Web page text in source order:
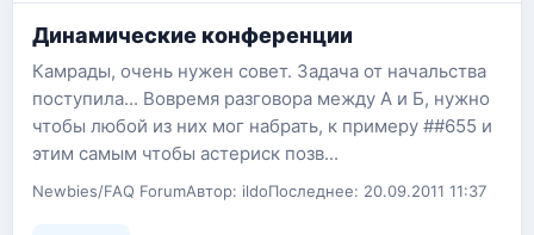
Динамические конференции
Камрады, очень нужен совет. Задача от начальства
поступила... Вовремя разговора между А и Б, нужно
чтобы любой из них мог набрать, к примеру ##655 и
этим самым чтобы астериск позв...
Newbies/FAQ ForumАвтор: ildoПоследнее: 20.09.2011 11:37